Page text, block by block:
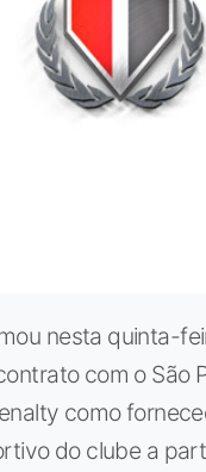
nesta quinta-
com o São
como
do clube a